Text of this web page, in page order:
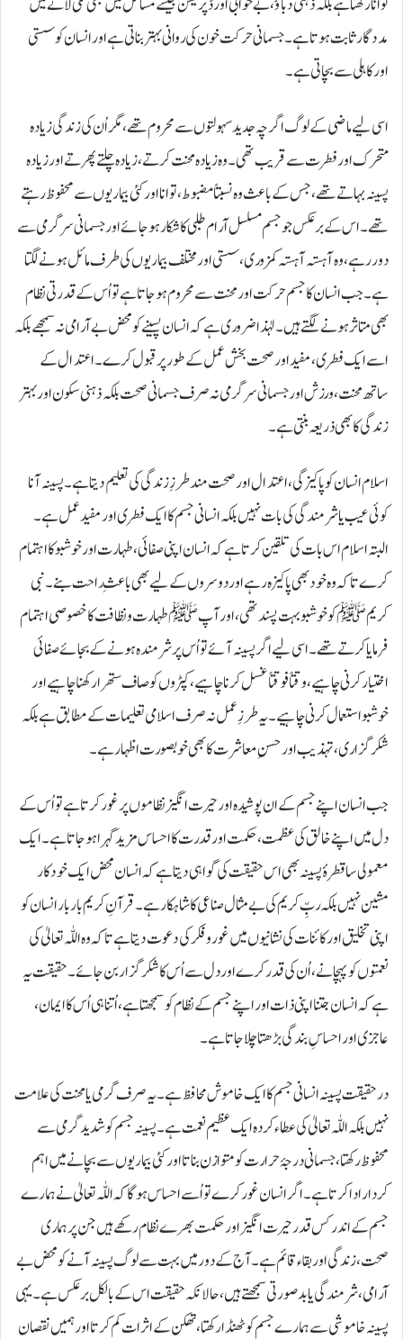
مددگار ثابت ہوتا ہے۔ جسمانی حرکت خون کی روانی بہتر بناتی ہے اور انسان کو سستی
اور کاہلی سے بچاتی ہے۔
اسی لیے ماضی کے لوگ اگرچہ جدید سہولتوں سے محروم تھے، مگر اُن کی زندگی زیادہ
متحرک اور فطرت سے قریب تھی۔ وہ زیادہ محنت کرتے، زیادہ چلتے پھرتے اور زیادہ
پسینہ بہاتے تھے، جس کے باعث وہ نسبتاً مضبوط، توانا اور کئی بیماریوں سے محفوظ رہتے
تھے۔ اس کے برعکس جو جسم مسلسل آرام طلبی کا شکار ہوجائے اور جسمانی سرگرمی سے
دور رہے، وہ آہستہ آہستہ کمزوری، سستی اور مختلف بیماریوں کی طرف مائل ہونے لگتا
ہے۔ جب انسان کا جسم حرکت اور محنت سے محروم ہوجاتا ہے تو اُس کے قدرتی نظام
بھی متاثر ہونے لگتے ہیں۔ لہٰذا ضروری ہے کہ انسان پسینے کو محض بے آرامی نہ سمجھے بلکہ
اسے ایک فطری، مفید اور صحت بخش عمل کے طور پر قبول کرے۔ اعتدال کے
ساتھ محنت، ورزش اور جسمانی سرگرمی نہ صرف جسمانی صحت بلکہ ذہنی سکون اور بہتر
زندگی کا بھی ذریعہ بنتی ہے۔
اسلام انسان کو پاکیزگی، اعتدال اور صحت مند طرزِ زندگی کی تعلیم دیتا ہے۔ پسینہ آنا
کوئی عیب یا شرمندگی کی بات نہیں بلکہ انسانی جسم کا ایک فطری اور مفید عمل ہے۔
البتہ اسلام اس بات کی تلقین کرتا ہے کہ انسان اپنی صفائی، طہارت اور خوشبو کا اہتمام
کرے تاکہ وہ خود بھی پاکیزہ رہے اور دوسروں کے لیے بھی باعثِ راحت بنے۔ نبی
کریمﷺ کو خوشبو بہت پسند تھی، اور آپﷺ طہارت و نظافت کا خصوصی اہتمام
فرمایا کرتے تھے۔ اسی لیے اگر پسینہ آئے تو اُس پر شرمندہ ہونے کے بجائے صفائی
اختیار کرنی چاہیے، وقتاً فوقتاً غسل کرنا چاہیے، کپڑوں کو صاف ستھرا رکھنا چاہیے اور
خوشبو استعمال کرنی چاہیے۔ یہ طرزِ عمل نہ صرف اسلامی تعلیمات کے مطابق ہے بلکہ
شکر گزاری، تہذیب اور حسنِ معاشرت کا بھی خوبصورت اظہار ہے۔
جب انسان اپنے جسم کے ان پوشیدہ اور حیرت انگیز نظاموں پر غور کرتا ہے تو اُس کے
دل میں اپنے خالق کی عظمت، حکمت اور قدرت کا احساس مزید گہرا ہوجاتا ہے۔ ایک
معمولی سا قطرۂ پسینہ بھی اس حقیقت کی گواہی دیتا ہے کہ انسان محض ایک خودکار
مشین نہیں بلکہ ربِّ کریم کی بے مثال صناعی کا شاہکار ہے۔ قرآنِ کریم بار بار انسان کو
اپنی تخلیق اور کائنات کی نشانیوں میں غور و فکر کی دعوت دیتا ہے تاکہ وہ اللّٰہ تعالیٰ کی
نعمتوں کو پہچانے، اُن کی قدر کرے اور دل سے اُس کا شکر گزار بن جائے۔ حقیقت یہ
ہے کہ انسان جتنا اپنی ذات اور اپنے جسم کے نظام کو سمجھتا ہے، اُتنا ہی اُس کا ایمان،
عاجزی اور احساسِ بندگی بڑھتا چلا جاتا ہے۔
درحقیقت پسینہ انسانی جسم کا ایک خاموش محافظ ہے۔ یہ صرف گرمی یا محنت کی علامت
نہیں بلکہ اللّٰہ تعالیٰ کی عطاء کردہ ایک عظیم نعمت ہے۔ پسینہ جسم کو شدید گرمی سے
محفوظ رکھتا، جسمانی درجۂ حرارت کو متوازن بناتا اور کئی بیماریوں سے بچانے میں اہم
کردار ادا کرتا ہے۔ اگر انسان غور کرے تو اُسے احساس ہوگا کہ اللّٰہ تعالیٰ نے ہمارے
جسم کے اندر کس قدر حیرت انگیز اور حکمت بھرے نظام رکھے ہیں جن پر ہماری
صحت، زندگی اور بقاء قائم ہے۔ آج کے دور میں بہت سے لوگ پسینہ آنے کو محض بے
آرامی، شرمندگی یا بدصورتی سمجھتے ہیں، حالانکہ حقیقت اس کے بالکل برعکس ہے۔ یہی
پسینہ خاموشی سے ہمارے جسم کو ٹھنڈا رکھتا، تھکن کے اثرات کم کرتا اور ہمیں نقصان